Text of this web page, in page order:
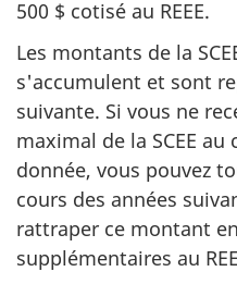
500 $ cotisé au REEE.
Les montants de la
s'accumulent et sont
suivante. Si vous ne
maximal de la SCEE
donnée, vous pouvez
cours des années
rattraper ce montant
supplémentaires au